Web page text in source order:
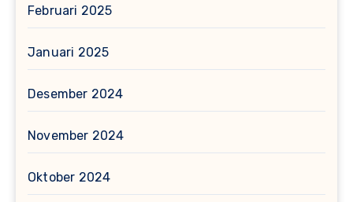
Februari 2025
Januari 2025
Desember 2024
November 2024
Oktober 2024